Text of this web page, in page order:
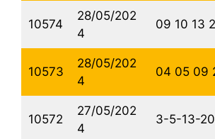
10574
28/05/202
4
09 10 13
10573
28/05/202
4
04 05 09
10572
27/05/202
4
3-5-13-